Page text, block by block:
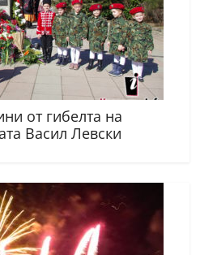
от гибелта на
Васил Левски